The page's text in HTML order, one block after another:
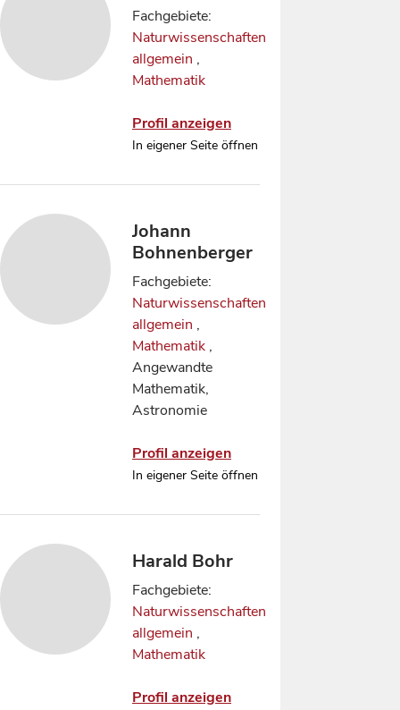
Fachgebiete:
Naturwissenschaften
allgemein ,
Mathematik
Profil anzeigen
In eigener Seite öffnen
Johann
Bohnenberger
Fachgebiete:
Naturwissenschaften
allgemein ,
Mathematik ,
Angewandte
Mathematik,
Astronomie
Profil anzeigen
In eigener Seite öffnen
Harald Bohr
Fachgebiete:
Naturwissenschaften
allgemein ,
Mathematik
Profil anzeigen